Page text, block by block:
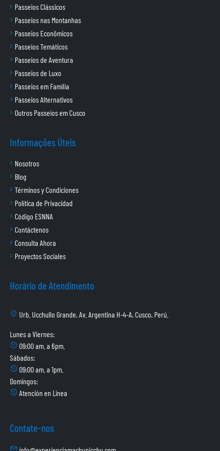
Passeios Clássicos
Passeios nas Montanhas
Passeios Econômicos
Passeios Temáticos
Passeios de Aventura
Passeios de Luxo
Passeios em Família
Passeios Alternativos
Outros Passeios em Cusco
Informações Úteis
Nosotros
Blog
Términos y Condiciones
Política de Privacidad
Código ESNNA
Contáctenos
Consulta Ahora
Proyectos Sociales
Horário de Atendimento
location_on Urb. Ucchullo Grande, Av. Argentina H-4-A, Cusco, Perú.
Lunes a Viernes:
history_2 09:00 am. a 6pm.
Sábados:
history_2 09:00 am. a 1pm.
Domingos:
history_2 Atención en Linea
Contate-nos